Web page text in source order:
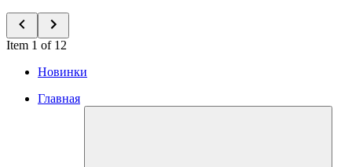
Item 1 of 12
Новинки
Главная